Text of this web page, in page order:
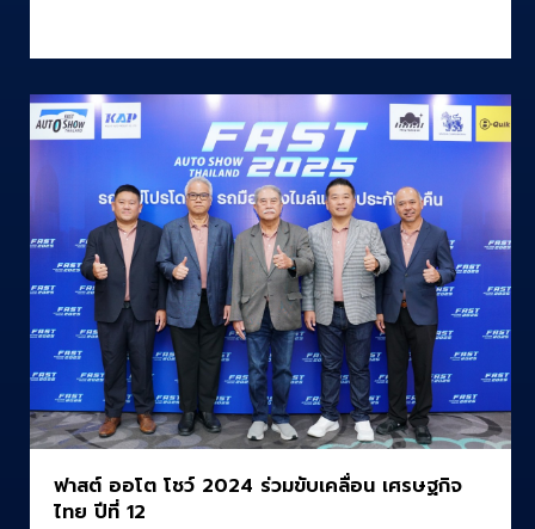
ฟาสต์ ออโต โชว์ 2024 ร่วมขับเคลื่อน เศรษฐกิจ
ไทย ปีที่ 12